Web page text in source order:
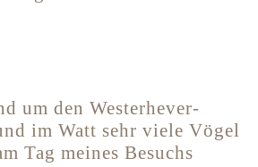
um den Westerhever-
im Watt sehr viele Vögel
Tag meines Besuchs